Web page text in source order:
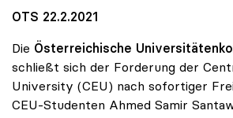
OTS 22.2.2021
Die Österreichische
schließt sich der Forderung der
University (CEU) nach sofortiger
CEU-Studenten Ahmed Samir